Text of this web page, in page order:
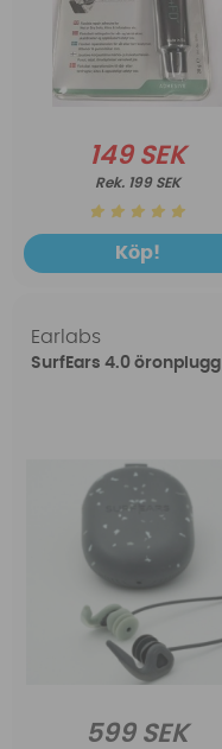
149 SEK
199 SEK
Köp!
Earlabs
SurfEars 4.0 öronplugg
599 SEK